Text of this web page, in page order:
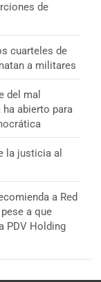
de
cuarteles de
a militares
del mal
abierto para
la justicia al
a Red
a que
PDV Holding